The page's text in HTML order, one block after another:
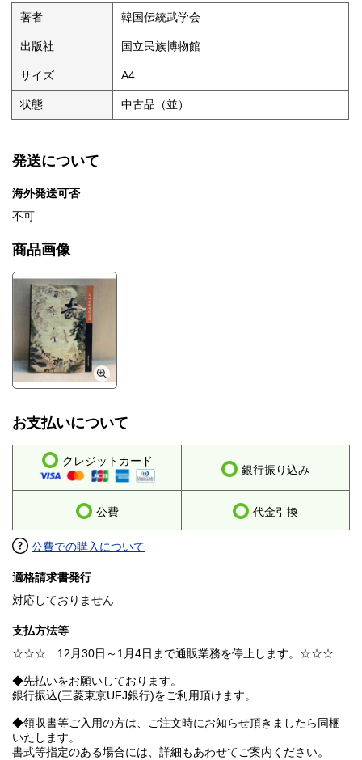
著者 韓国伝統武学会
出版社 国立民族博物館
サイズ A4
状態 中古品（並）
発送について
海外発送可否
不可
商品画像
お支払いについて
クレジットカード
銀行振り込み
公費 代金引換
公費での購入について
適格請求書発行
対応しておりません
支払方法等
☆☆☆ 12月30日～1月4日まで通販業務を停止します。☆☆☆
◆先払いをお願いしております。
銀行振込(三菱東京UFJ銀行)をご利用頂けます。
◆領収書等ご入用の方は、ご注文時にお知らせ頂きましたら同梱
いたします。
書式等指定のある場合には、詳細もあわせてご案内ください。